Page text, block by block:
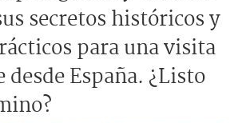
secretos históricos y
para una visita
España. ¿Listo